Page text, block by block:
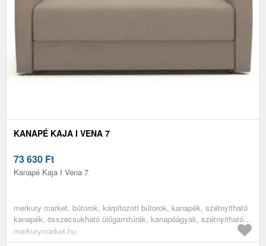
KANAPÉ KAJA I VENA 7
73 630 Ft
Kanapé Kaja I Vena 7
merkury market, bútorok, kárpitozott bútorok, kanapék, szétnyitható
kanapék, összecsukható ülőgarnitúrák, kanapéágyak, szétnyitható
kanapék alvásra, kinyitható kanapé, gyerek szófa, egyszemélyes
merkurymarket.hu